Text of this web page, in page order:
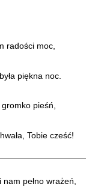
radości moc,
piękna noc.
pieśń,
Tobie cześć!
pełno wrażeń,